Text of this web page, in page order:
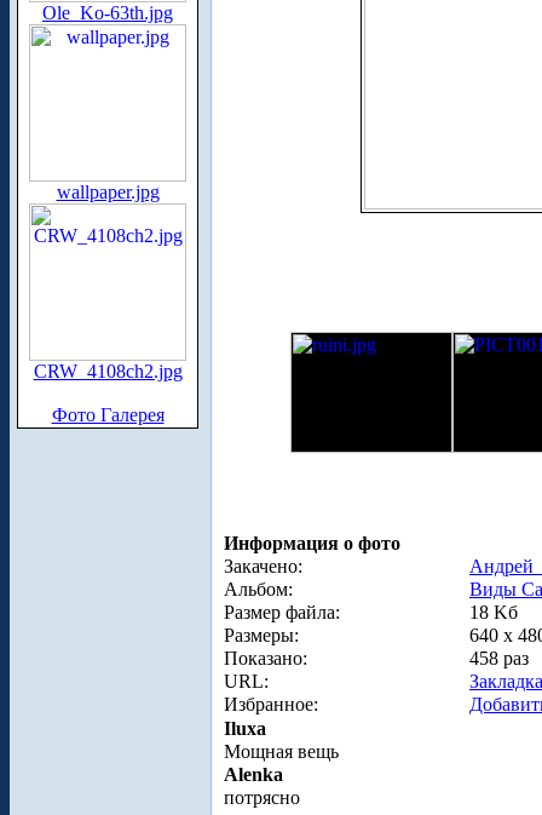
Ole_Ko-63th.jpg
wallpaper.jpg
CRW_4108ch2.jpg
Фото Галерея
Информация о фото
Закачено:
Альбом:
Виды
Размер файла:
18 Kб
Размеры:
640 x
Показано:
458 раз
URL:
Избранное:
Iluxa
Мощная вещь
Alenka
потрясно